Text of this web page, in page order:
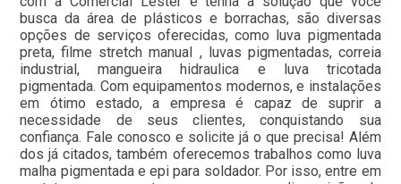
busca da área de plásticos e borrachas, são diversas
opções de serviços oferecidas, como luva pigmentada
preta, filme stretch manual , luvas pigmentadas, correia
industrial, mangueira hidraulica e luva tricotada
pigmentada. Com equipamentos modernos, e instalações
em ótimo estado, a empresa é capaz de suprir a
necessidade de seus clientes, conquistando sua
confiança. Fale conosco e solicite já o que precisa! Além
dos já citados, também oferecemos trabalhos como luva
malha pigmentada e epi para soldador. Por isso, entre em